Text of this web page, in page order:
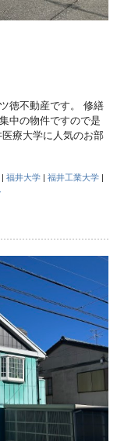
徳不動産です。 修繕
中の物件ですので是
療大学に人気のお部
|福井大学 |福井工業大学 |